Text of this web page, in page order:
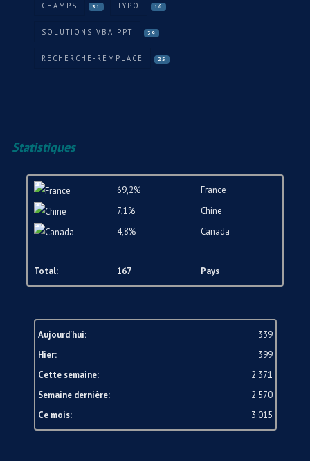
CHAMPS 31 TYPO 16
SOLUTIONS VBA PPT 39
RECHERCHE-REMPLACE 25
Statistiques
69,2%
France
7,1%
Chine
4,8%
Canada
Total: 167 Pays
Aujourd'hui:
339
Hier:
399
Cette semaine:
2.371
Semaine dernière:
2.570
Ce mois:
3.015